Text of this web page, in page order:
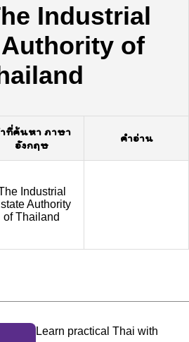
Industrial
of
ที่ค้นหา ภาษา
อังกฤษ
คำอ่าน
Industrial
Authority
of Thailand
Learn practical Thai with